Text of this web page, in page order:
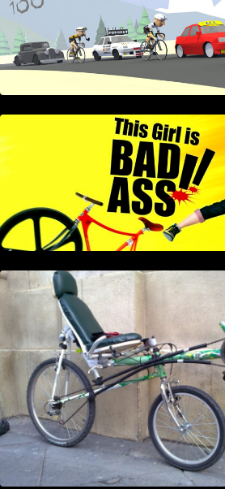
This Girl Is Badass –
en bici
Como construir una bicicleta
reclinada corta paso a paso